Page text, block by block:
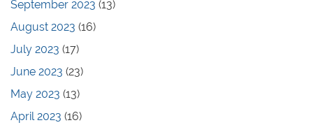
September 2023 (13)
August 2023 (16)
July 2023 (17)
June 2023 (23)
May 2023 (13)
April 2023 (16)